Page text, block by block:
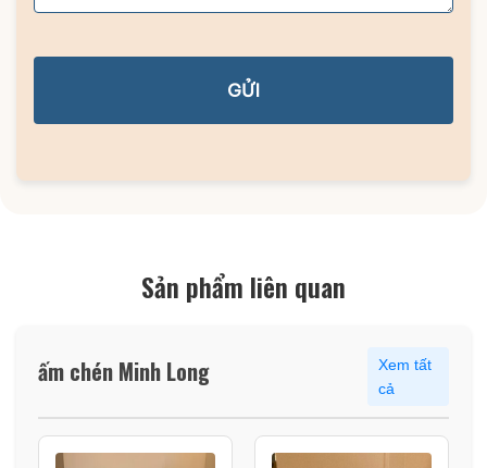
GỬI
Sản phẩm liên quan
ấm chén Minh Long
Xem tất
cả